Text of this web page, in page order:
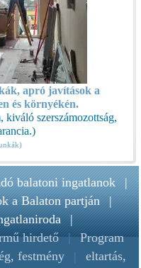
apró javítások a
és környékén.
kiváló szerszámozottság,
balatoni ingatlanok |
a Balaton partján |
|
hirdető | Program
festmény |
eltartás,